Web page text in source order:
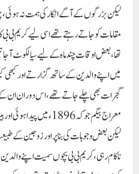
لیکن بزرگوں کے آگے انکار کی ہمت نہ ہوئی
مقامات کو جاتے رہتے تھے اسی لیے کریم بی
تھا ، بعض اوقات چند ماہ کے لیے سیالکوٹ
میں اپنے والدین کے ساتھ گزارتے اور
گجرات بھی چلے جاتے تھے ، اس دوران ان کے
لیکن بعض وجوہات کی بنا پر اور زوجین کے
ناکام رہی ، کریم بی بی بچوں سمیت اپنے